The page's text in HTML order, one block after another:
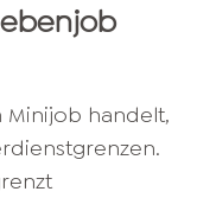
Minijob handelt,